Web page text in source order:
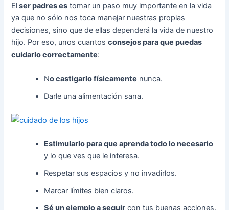
Elser padres es tomar un paso muy importante en la vida
ya que no sólo nos toca manejar nuestras propias
decisiones, sino que de ellas dependerá la vida de nuestro
hijo. Por eso, unos cuantosconsejos para que puedas
cuidarlo correctamente:
No castigarlo físicamente nunca.
Darle una alimentación sana.
Estimularlo para que aprenda todo lo necesario
y lo que ves que le interesa.
Respetar sus espacios y no invadirlos.
Marcar límites bien claros.
Sé un ejemplo a seguir con tus buenas acciones.